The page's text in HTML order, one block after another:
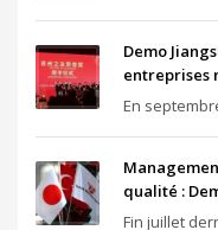
Demo
entreprises
En
qualité :
Fin juillet